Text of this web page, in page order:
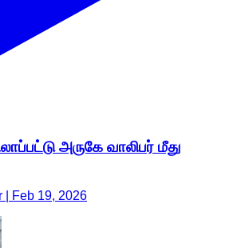
அருகே வாலிபர் மீது
| Feb 19, 2026